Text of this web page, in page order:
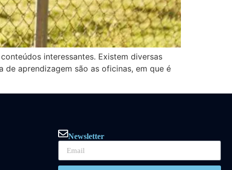
interessantes. Existem diversas
de aprendizagem são as oficinas, em que é
Newsletter